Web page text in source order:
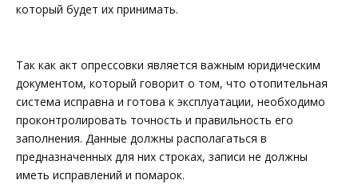
который будет их принимать.
Так как акт опрессовки является важным юридическим
документом, который говорит о том, что отопительная
система исправна и готова к эксплуатации, необходимо
проконтролировать точность и правильность его
заполнения. Данные должны располагаться в
предназначенных для них строках, записи не должны
иметь исправлений и помарок.